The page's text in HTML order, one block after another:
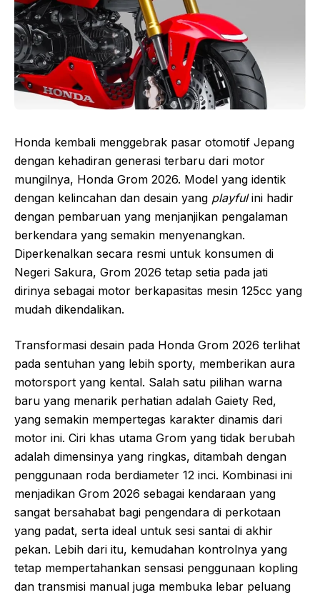
Honda kembali menggebrak pasar otomotif Jepang
dengan kehadiran generasi terbaru dari motor
mungilnya, Honda Grom 2026. Model yang identik
dengan kelincahan dan desain yang playfulini hadir
dengan pembaruan yang menjanjikan pengalaman
berkendara yang semakin menyenangkan.
Diperkenalkan secara resmi untuk konsumen di
Negeri Sakura, Grom 2026 tetap setia pada jati
dirinya sebagai motor berkapasitas mesin 125cc yang
mudah dikendalikan.
Transformasi desain pada Honda Grom 2026 terlihat
pada sentuhan yang lebih sporty, memberikan aura
motorsport yang kental. Salah satu pilihan warna
baru yang menarik perhatian adalah Gaiety Red,
yang semakin mempertegas karakter dinamis dari
motor ini. Ciri khas utama Grom yang tidak berubah
adalah dimensinya yang ringkas, ditambah dengan
penggunaan roda berdiameter 12 inci. Kombinasi ini
menjadikan Grom 2026 sebagai kendaraan yang
sangat bersahabat bagi pengendara di perkotaan
yang padat, serta ideal untuk sesi santai di akhir
pekan. Lebih dari itu, kemudahan kontrolnya yang
tetap mempertahankan sensasi penggunaan kopling
dan transmisi manual juga membuka lebar peluang